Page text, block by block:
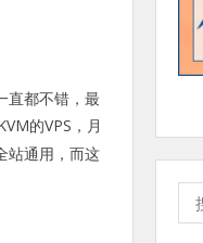
直都不错，最
的VPS，月
站通用，而这